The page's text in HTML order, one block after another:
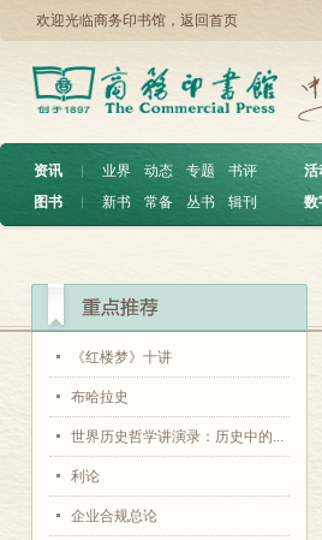
欢迎光临商务印书馆， 返回首页
资讯 ︱ 业界 动态 专题
书评
图书
︱ 新书 常备 丛书 辑刊
活
数
《红楼梦》十讲
布哈拉史
世界历史哲学讲演录：历史中的...
利论
企业合规总论